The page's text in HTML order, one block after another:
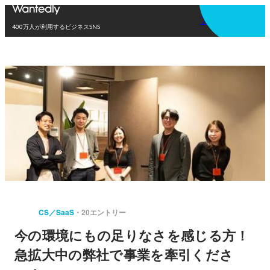
400万人が利用するビジネスSNS
アプリを使う
CS／SaaS 20エントリー
今の環境にもの足りなさを感じる方！
急拡大中の弊社で事業を牽引くださ